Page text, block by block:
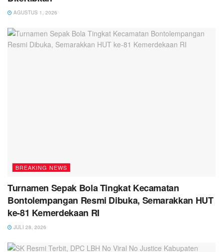
AGUSTUS 1, 2026
BREAKING NEWS
Turnamen Sepak Bola Tingkat Kecamatan
Bontolempangan Resmi Dibuka, Semarakkan HUT
ke-81 Kemerdekaan RI
JULI 28, 2026